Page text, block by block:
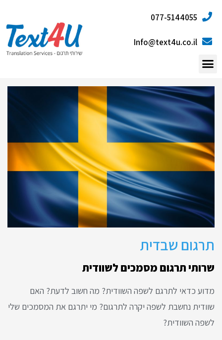
077-5144055
Info@text4u.co.il
תרגום שבדית
שרותי תרגום מסמכים לשוודית
מדוע כדאי לתרגם לשפה השוודית? מה חשוב לדעת? האם
שוודית נחשבת לשפה יקרה לתרגום? מי יתרגם את המסמכים שלי
לשפה השוודית?